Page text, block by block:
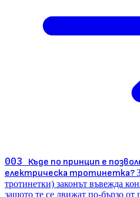
003 Къде по принцип е
електрическа тротинетка?
тротинетки) законът въвежда
защото те се движат по-бързо